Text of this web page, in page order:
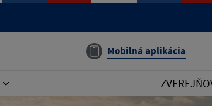
Mobilná aplikácia